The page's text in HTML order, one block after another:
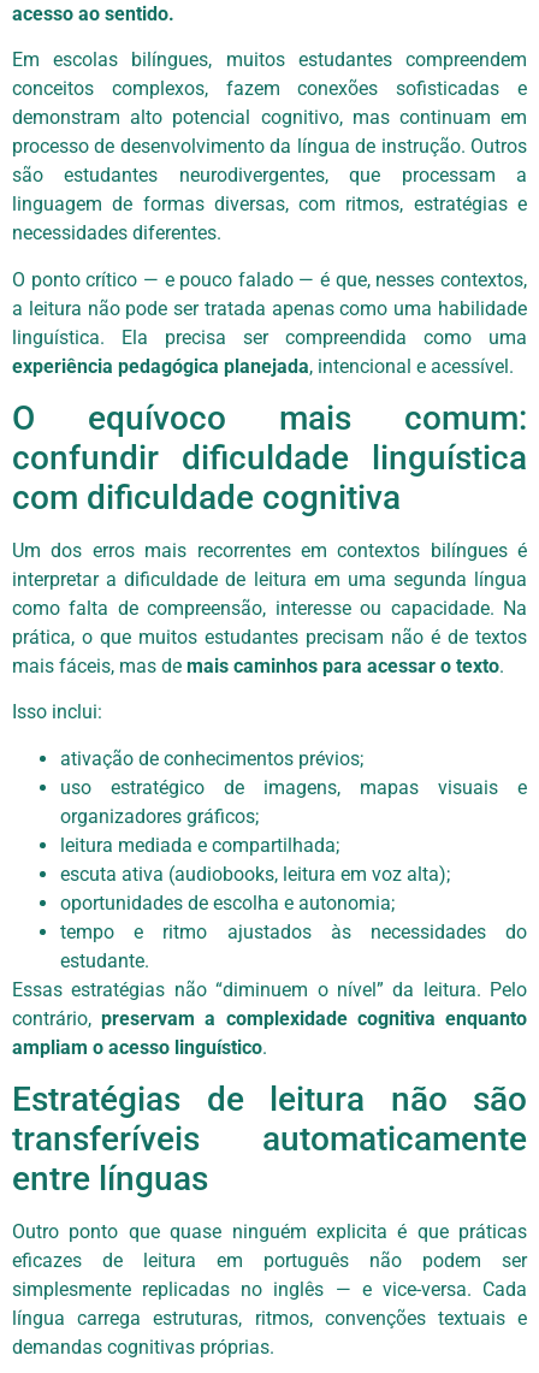
acesso ao sentido.
Em escolas bilíngues, muitos estudantes compreendem
conceitos complexos, fazem conexões sofisticadas e
demonstram alto potencial cognitivo, mas continuam em
processo de desenvolvimento da língua de instrução. Outros
são estudantes neurodivergentes, que processam a
linguagem de formas diversas, com ritmos, estratégias e
necessidades diferentes.
O ponto crítico — e pouco falado — é que, nesses contextos,
a leitura não pode ser tratada apenas como uma habilidade
linguística. Ela precisa ser compreendida como uma
experiência pedagógica planejada, intencional e acessível.
O equívoco mais comum:
confundir dificuldade linguística
com dificuldade cognitiva
Um dos erros mais recorrentes em contextos bilíngues é
interpretar a dificuldade de leitura em uma segunda língua
como falta de compreensão, interesse ou capacidade. Na
prática, o que muitos estudantes precisam não é de textos
mais fáceis, mas de mais caminhos para acessar o texto.
Isso inclui:
ativação de conhecimentos prévios;
uso estratégico de imagens, mapas visuais e
organizadores gráficos;
leitura mediada e compartilhada;
escuta ativa (audiobooks, leitura em voz alta);
oportunidades de escolha e autonomia;
tempo e ritmo ajustados às necessidades do
estudante.
Essas estratégias não “diminuem o nível” da leitura. Pelo
contrário,preservam a complexidade cognitiva enquanto
ampliam o acesso linguístico.
Estratégias de leitura não são
transferíveis automaticamente
entre línguas
Outro ponto que quase ninguém explicita é que práticas
eficazes de leitura em português não podem ser
simplesmente replicadas no inglês — e vice-versa. Cada
língua carrega estruturas, ritmos, convenções textuais e
demandas cognitivas próprias.